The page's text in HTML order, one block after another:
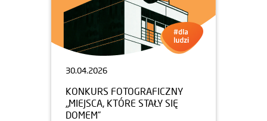
30.04.2026
KONKURS FOTOGRAFICZNY
„MIEJSCA, KTÓRE STAŁY SIĘ
DOMEM”